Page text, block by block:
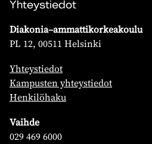
Yhteystiedot
Diakonia–ammattikorkeakoulu
PL 12, 00511 Helsinki
Yhteystiedot
Kampusten yhteystiedot
Henkilöhaku
Vaihde
029 469 6000